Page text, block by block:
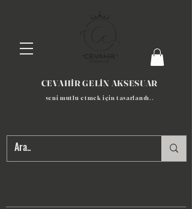
CEVAHİR GELİN AKSESUAR
seni mutlu etmek için tasarlandı​..